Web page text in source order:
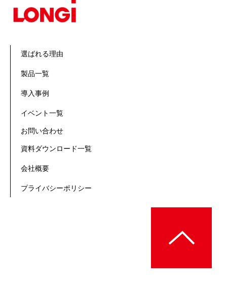
選ばれる理由
製品一覧
導入事例
イベント一覧
お問い合わせ
資料ダウンロード一覧
会社概要
プライバシーポリシー